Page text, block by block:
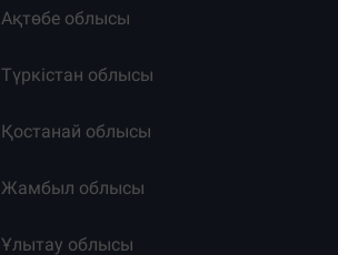
Ақтөбе облысы
Түркістан облысы
Қостанай облысы
Жамбыл облысы
Ұлытау облысы